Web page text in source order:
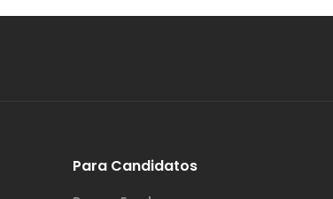
Para Candidatos